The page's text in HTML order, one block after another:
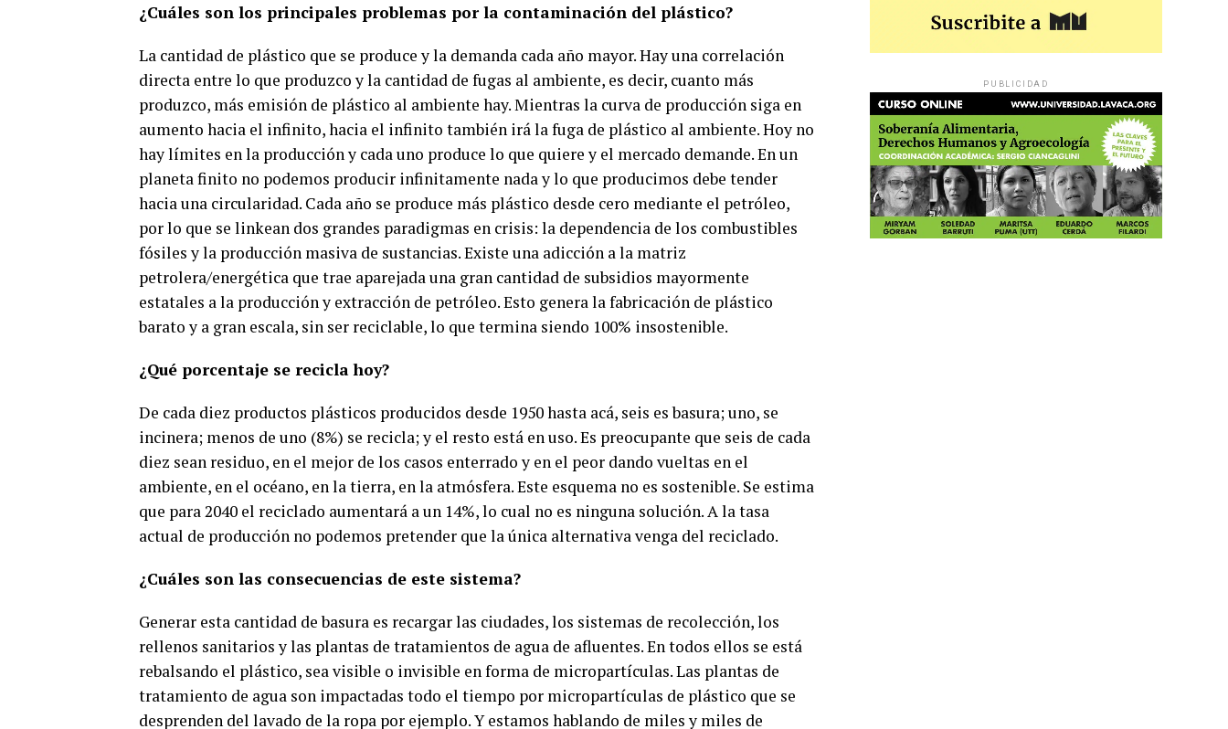
¿Cuáles son los principales problemas por la contaminación del plástico?
La cantidad de plástico que se produce y la demanda cada año mayor. Hay una correlación
directa entre lo que produzco y la cantidad de fugas al ambiente, es decir, cuanto más
produzco, más emisión de plástico al ambiente hay. Mientras la curva de producción siga en
aumento hacia el infinito, hacia el infinito también irá la fuga de plástico al ambiente. Hoy no
hay límites en la producción y cada uno produce lo que quiere y el mercado demande. En un
planeta finito no podemos producir infinitamente nada y lo que producimos debe tender
hacia una circularidad. Cada año se produce más plástico desde cero mediante el petróleo,
por lo que se linkean dos grandes paradigmas en crisis: la dependencia de los combustibles
fósiles y la producción masiva de sustancias. Existe una adicción a la matriz
petrolera/energética que trae aparejada una gran cantidad de subsidios mayormente
estatales a la producción y extracción de petróleo. Esto genera la fabricación de plástico
barato y a gran escala, sin ser reciclable, lo que termina siendo 100% insostenible.
¿Qué porcentaje se recicla hoy?
De cada diez productos plásticos producidos desde 1950 hasta acá, seis es basura; uno, se
incinera; menos de uno (8%) se recicla; y el resto está en uso. Es preocupante que seis de cada
diez sean residuo, en el mejor de los casos enterrado y en el peor dando vueltas en el
ambiente, en el océano, en la tierra, en la atmósfera. Este esquema no es sostenible. Se estima
que para 2040 el reciclado aumentará a un 14%, lo cual no es ninguna solución. A la tasa
actual de producción no podemos pretender que la única alternativa venga del reciclado.
¿Cuáles son las consecuencias de este sistema?
Generar esta cantidad de basura es recargar las ciudades, los sistemas de recolección, los
rellenos sanitarios y las plantas de tratamientos de agua de afluentes. En todos ellos se está
rebalsando el plástico, sea visible o invisible en forma de micropartículas. Las plantas de
tratamiento de agua son impactadas todo el tiempo por micropartículas de plástico que se
desprenden del lavado de la ropa por ejemplo. Y estamos hablando de miles y miles de
PUBLICIDAD